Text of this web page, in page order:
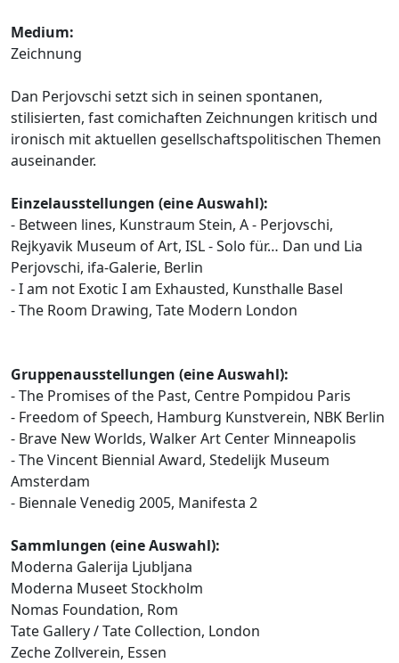
Medium:
Zeichnung
Dan Perjovschi setzt sich in seinen spontanen,
stilisierten, fast comichaften Zeichnungen kritisch und
ironisch mit aktuellen gesellschaftspolitischen Themen
auseinander.
Einzelausstellungen (eine Auswahl):
- Between lines, Kunstraum Stein, A - Perjovschi,
Rejkyavik Museum of Art, ISL - Solo für… Dan und Lia
Perjovschi, ifa-Galerie, Berlin
- I am not Exotic I am Exhausted, Kunsthalle Basel
- The Room Drawing, Tate Modern London
Gruppenausstellungen (eine Auswahl):
- The Promises of the Past, Centre Pompidou Paris
- Freedom of Speech, Hamburg Kunstverein, NBK Berlin
- Brave New Worlds, Walker Art Center Minneapolis
- The Vincent Biennial Award, Stedelijk Museum
Amsterdam
- Biennale Venedig 2005, Manifesta 2
Sammlungen (eine Auswahl):
Moderna Galerija Ljubljana
Moderna Museet Stockholm
Nomas Foundation, Rom
Tate Gallery / Tate Collection, London
Zeche Zollverein, Essen